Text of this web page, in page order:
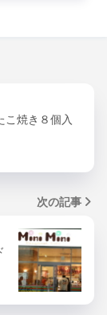
焼き８個入
次の記事